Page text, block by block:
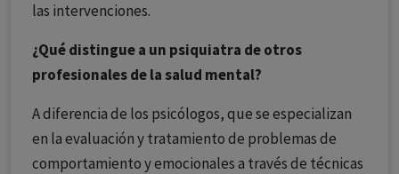
las intervenciones.
¿Qué distingue a un psiquiatra de otros
profesionales de la salud mental?
A diferencia de los psicólogos, que se especializan
en la evaluación y tratamiento de problemas de
comportamiento y emocionales a través de técnicas